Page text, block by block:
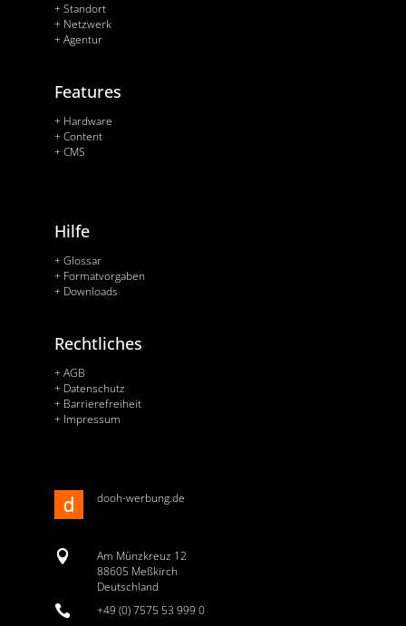
+ Standort
+ Netzwerk
+ Agentur
Features
+ Hardware
+ Content
+ CMS
Hilfe
+ Glossar
+ Formatvorgaben
+ Downloads
Rechtliches
+ AGB
+ Datenschutz
+ Barrierefreiheit
+ Impressum
dooh-werbung.de

Am Münzkreuz 12
88605 Meßkirch
Deutschland
 +49 (0) 7575 53 999 0